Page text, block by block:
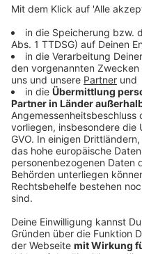
Buß´gelderübersicht
Anzeige
Um sich noch einmal zu
und Ordnungshüter
eine Übersicht über
Scooter-Fahren:
Bei Rot über die
Fahren auf der
Fahren ohne